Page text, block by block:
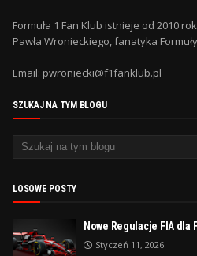
Formuła 1 Fan Klub istnieje od 2010
Pawła Wronieckiego, fanatyka
Email: pwroniecki@f1fanklub.pl
SZUKAJ NA TYM BLOGU
LOSOWE POSTY
Nowe Regulacje FIA dla
Styczeń 11, 2026